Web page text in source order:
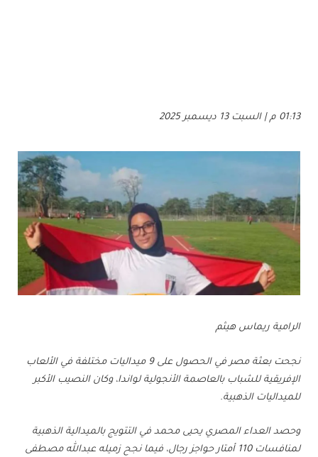
01:13 م | السبت 13 ديسمبر 2025
الرامية ريماس هيثم
نجحت بعثة مصر في الحصول على 9 ميداليات مختلفة في الألعاب
الإفريقية للشباب بالعاصمة الأنجولية لواندا، وكان النصيب الأكبر
للميداليات الذهبية.
وحصد العداء المصري يحيى محمد في التتويج بالميدالية الذهبية
لمنافسات 110 أمتار حواجز رجال، فيما نجح زميله عبدالله مصطفى